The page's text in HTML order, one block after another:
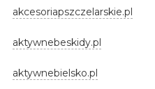
akcesoriapszczelarskie.pl
aktywnebeskidy.pl
aktywnebielsko.pl